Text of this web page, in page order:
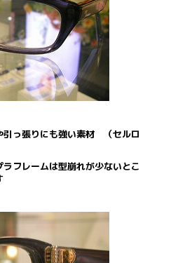
引っ張りにも強い素材 （セルロ
フレームは型崩れが少ないとこ